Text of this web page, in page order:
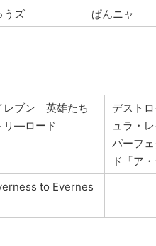
うズ
ぱんニャ
レブン 英雄たち
リ―ロード
デスト
ュラ・レ
パーフ
ド「ア
to Evernes